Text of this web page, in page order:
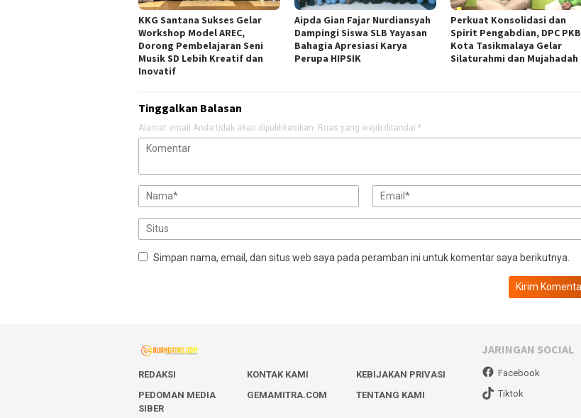
KKG Santana Sukses Gelar
Workshop Model AREC,
Dorong Pembelajaran Seni
Musik SD Lebih Kreatif dan
Inovatif
Aipda Gian Fajar Nurdiansyah
Dampingi Siswa SLB Yayasan
Bahagia Apresiasi Karya
Perupa HIPSIK
Perkuat Konsolidasi dan
Spirit Pengabdian, DPC PKB
Kota Tasikmalaya Gelar
Silaturahmi dan Mujahadah
Tinggalkan Balasan
Alamat email Anda tidak akan dipublikasikan. Ruas yang wajib ditandai *
Simpan nama, email, dan situs web saya pada peramban ini untuk komentar saya berikutnya.
REDAKSI KONTAK KAMI
KEBIJAKAN PRIVASI
PEDOMAN MEDIA
SIBER
GEMAMITRA.COM TENTANG KAMI
JARINGAN SOCIAL
Facebook
Tiktok